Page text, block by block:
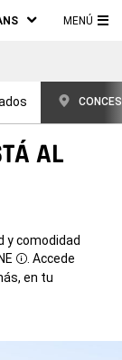
MENÚ
AL
y comodidad
Disclosure
. Accede
en tu